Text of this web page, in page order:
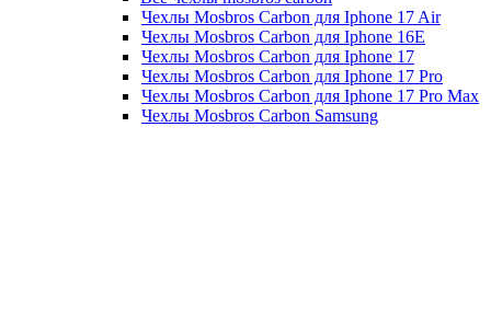
Чехлы Mosbros Carbon для Iphone 17 Air
Чехлы Mosbros Carbon для Iphone 16E
Чехлы Mosbros Carbon для Iphone 17
Чехлы Mosbros Carbon для Iphone 17 Pro
Чехлы Mosbros Carbon для Iphone 17 Pro Max
Чехлы Mosbros Carbon Samsung